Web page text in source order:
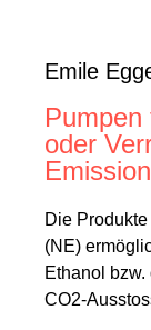
Emile
Pumpen
oder
Die
(NE)
Ethanol
CO2-